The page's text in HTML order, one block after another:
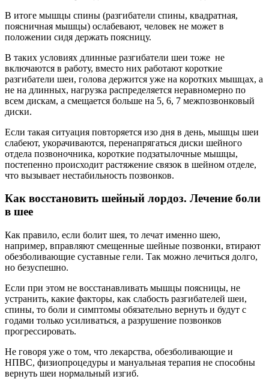
В итоге мышцы спины (разгибатели спины, квадратная,
поясничная мышцы) ослабевают, человек не может в
положении сидя держать поясницу.
В таких условиях длинные разгибатели шеи тоже не
включаются в работу, вместо них работают короткие
разгибатели шеи, голова держится уже на коротких мышцах, а
не на длинных, нагрузка распределяется неравномерно по
всем дискам, а смещается больше на 5, 6, 7 межпозвонковый
диски.
Если такая ситуация повторяется изо дня в день, мышцы шеи
слабеют, укорачиваются, перенапрягаться диски шейного
отдела позвоночника, короткие подзатылочные мышцы,
постепенно происходит растяжение связок в шейном отделе,
что вызывает нестабильность позвонков.
Как восстановить шейный лордоз. Лечение боли
в шее
Как правило, если болит шея, то лечат именно шею,
например, вправляют смещенные шейные позвонки, втирают
обезболивающие суставные гели. Так можно лечиться долго,
но безуспешно.
Если при этом не восстанавливать мышцы поясницы, не
устранить, какие факторы, как слабость разгибателей шеи,
спины, то боли и симптомы обязательно вернуть и будут с
годами только усиливаться, а разрушение позвонков
прогрессировать.
Не говоря уже о том, что лекарства, обезболивающие и
НПВС, физиопроцедуры и мануальная терапия не способны
вернуть шеи нормальный изгиб.